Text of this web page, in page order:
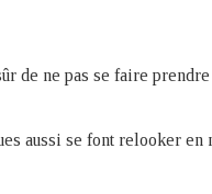
de ne pas se faire
aussi se font relooker en